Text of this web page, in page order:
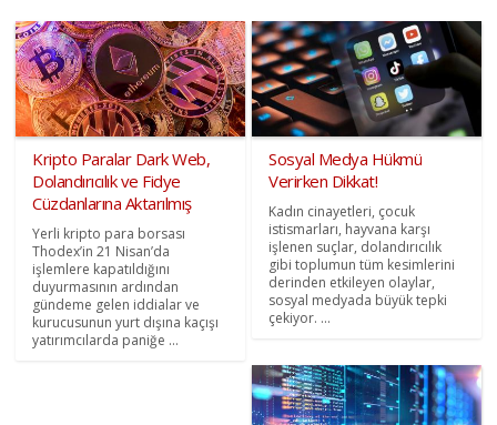
Kripto Paralar Dark Web,
Dolandırıcılık ve Fidye
Cüzdanlarına Aktarılmış
Yerli kripto para borsası
Thodex’in 21 Nisan’da
işlemlere kapatıldığını
duyurmasının ardından
gündeme gelen iddialar ve
kurucusunun yurt dışına kaçışı
yatırımcılarda paniğe ...
Sosyal Medya Hükmü
Verirken Dikkat!
Kadın cinayetleri, çocuk
istismarları, hayvana karşı
işlenen suçlar, dolandırıcılık
gibi toplumun tüm kesimlerini
derinden etkileyen olaylar,
sosyal medyada büyük tepki
çekiyor. ...